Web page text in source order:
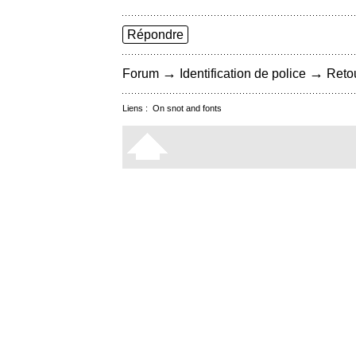
Répondre
Forum → Identification de police →
Liens : On snot and fonts